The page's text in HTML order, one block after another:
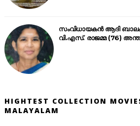
സംവിധായകൻ ആദി
വി.എസ്. രാജമ്മ (76)
HIGHTEST COLLECTION
MALAYALAM